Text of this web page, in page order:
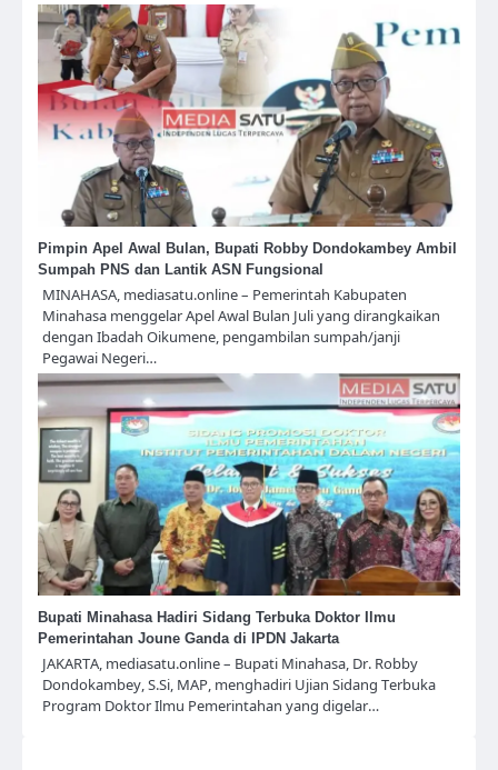
Pimpin Apel Awal Bulan, Bupati Robby Dondokambey Ambil
Sumpah PNS dan Lantik ASN Fungsional
MINAHASA, mediasatu.online – Pemerintah Kabupaten
Minahasa menggelar Apel Awal Bulan Juli yang dirangkaikan
dengan Ibadah Oikumene, pengambilan sumpah/janji
Pegawai Negeri…
Bupati Minahasa Hadiri Sidang Terbuka Doktor Ilmu
Pemerintahan Joune Ganda di IPDN Jakarta
JAKARTA, mediasatu.online – Bupati Minahasa, Dr. Robby
Dondokambey, S.Si, MAP, menghadiri Ujian Sidang Terbuka
Program Doktor Ilmu Pemerintahan yang digelar…